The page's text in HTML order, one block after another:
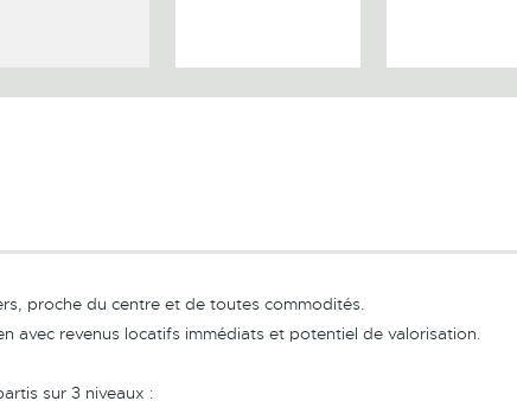
proche du centre et de toutes commodités.
avec revenus locatifs immédiats et potentiel de valorisation.
sur 3 niveaux :